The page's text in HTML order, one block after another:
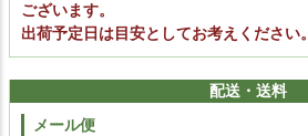
ございます。
出荷予定日は目安としてお考えください。
配送・送料
メール便